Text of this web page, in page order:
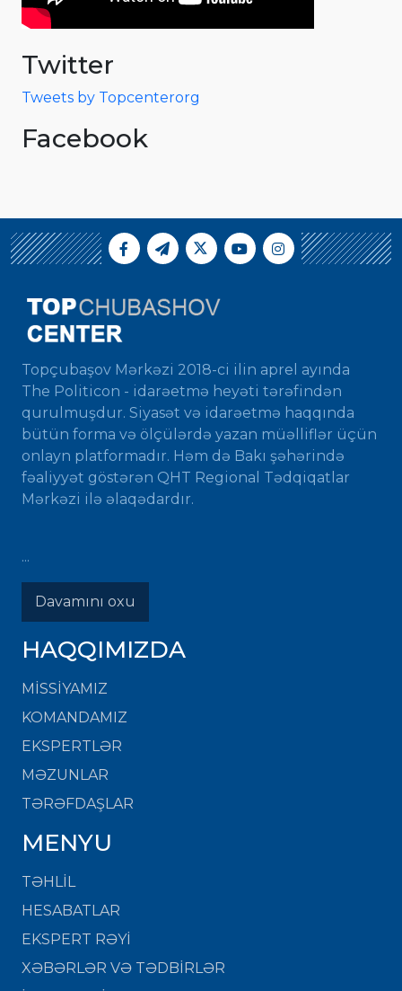
Twitter
Tweets by Topcenterorg
Facebook
Topçubaşov Mərkəzi 2018-ci ilin aprel ayında
The Politicon - idarəetmə heyəti tərəfindən
qurulmuşdur. Siyasət və idarəetmə haqqında
bütün forma və ölçülərdə yazan müəlliflər üçün
onlayn platformadır. Həm də Bakı şəhərində
fəaliyyət göstərən QHT Regional Tədqiqatlar
Mərkəzi ilə əlaqədardır.
...
Davamını oxu
HAQQIMIZDA
MISSIYAMIZ
KOMANDAMIZ
EKSPERTLƏR
MƏZUNLAR
TƏRƏFDAŞLAR
MENYU
TƏHLİL
HESABATLAR
EKSPERT RƏYİ
XƏBƏRLƏR VƏ TƏDBİRLƏR